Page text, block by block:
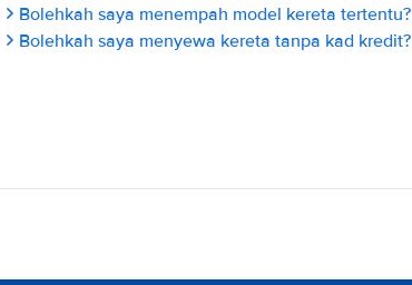
Bolehkah saya menempah model kereta tertentu?
Bolehkah saya menyewa kereta tanpa kad kredit?